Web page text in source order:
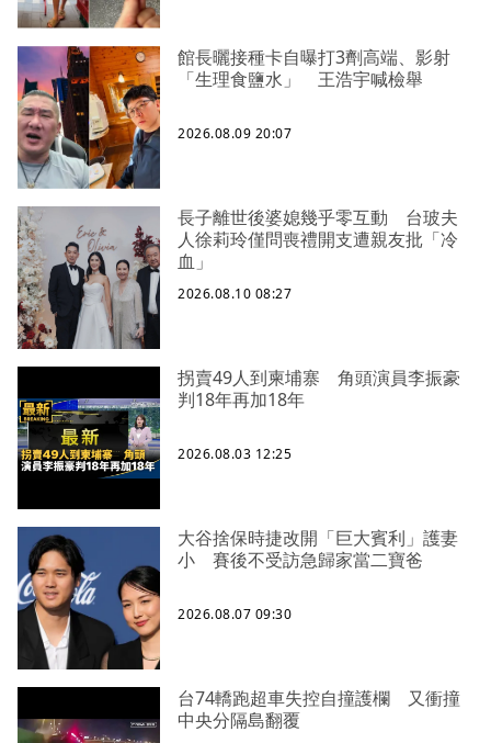
館長曬接種卡自曝打3劑高端、影射
「生理食鹽水」 王浩宇喊檢舉
2026.08.09 20:07
長子離世後婆媳幾乎零互動 台玻夫
人徐莉玲僅問喪禮開支遭親友批「冷
血」
2026.08.10 08:27
拐賣49人到柬埔寨 角頭演員李振豪
判18年再加18年
2026.08.03 12:25
大谷捨保時捷改開「巨大賓利」護妻
小 賽後不受訪急歸家當二寶爸
2026.08.07 09:30
台74轎跑超車失控自撞護欄 又衝撞
中央分隔島翻覆